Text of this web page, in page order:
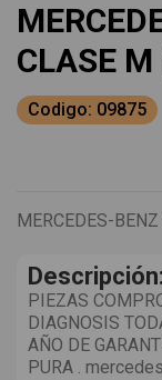
CLASE
Codigo: 09875
MERCEDES-
Descripción:
PIEZAS
DIAGNOSIS
AÑO DE
PURA .